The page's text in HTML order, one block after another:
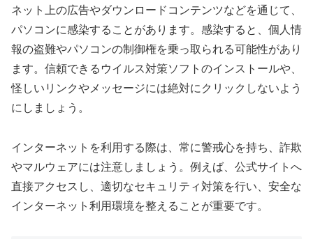
ネット上の広告やダウンロードコンテンツなどを通じて、
パソコンに感染することがあります。感染すると、個人情
報の盗難やパソコンの制御権を乗っ取られる可能性があり
ます。信頼できるウイルス対策ソフトのインストールや、
怪しいリンクやメッセージには絶対にクリックしないよう
にしましょう。
インターネットを利用する際は、常に警戒心を持ち、詐欺
やマルウェアには注意しましょう。例えば、公式サイトへ
直接アクセスし、適切なセキュリティ対策を行い、安全な
インターネット利用環境を整えることが重要です。